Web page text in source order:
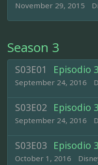
November 29, 2015
Season 3
S03E01 Episodio
September 24, 2016
S03E02 Episodio
September 24, 2016
S03E03 Episodio
October 1, 2016